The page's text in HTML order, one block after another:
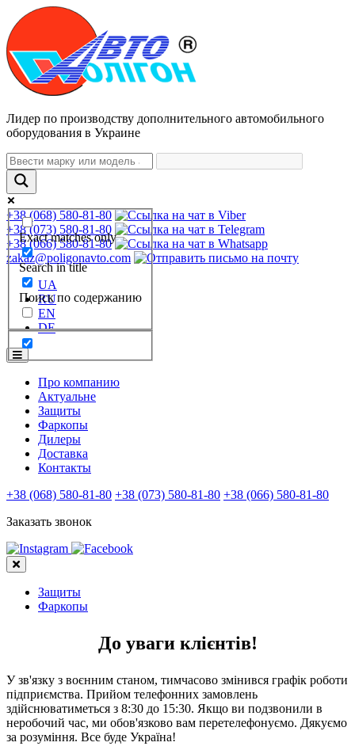
Лидер по производству дополнительного автомобильного
оборудования в Украине
Exact matches only
Search in title
Поиск по содержанию
+38 (068) 580-81-80
+38 (073) 580-81-80
+38 (066) 580-81-80
zakaz@poligonavto.com
UA
RU
EN
DE
Про компанию
Актуальне
Защиты
Фаркопы
Дилеры
Доставка
Контакты
+38 (068) 580-81-80 +38 (073) 580-81-80 +38 (066) 580-81-80
Заказать звонок
Защиты
Фаркопы
До уваги клієнтів!
У зв'язку з воєнним станом, тимчасово змінився графік роботи
підприємства. Прийом телефонних замовлень
здійснюватиметься з 8:30 до 15:30. Якщо ви подзвонили в
неробочий час, ми обов'язково вам перетелефонуємо. Дякуємо
за розуміння. Все буде Україна!